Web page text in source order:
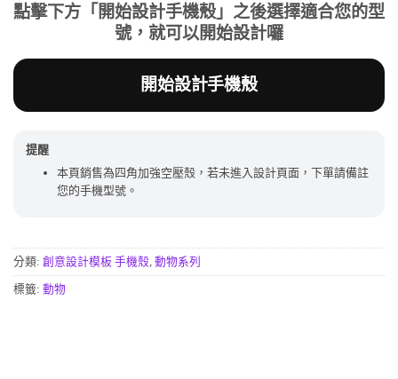
NT$590。NT$390。
點擊下方「開始設計手機殼」之後選擇適合您的型
號，就可以開始設計囉
開始設計手機殼
提醒
本頁銷售為四角加強空壓殼，若未進入設計頁面，下單請備註
您的手機型號。
分類: 創意設計模板 手機殼 動物系列
標籤: 動物